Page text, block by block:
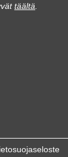
täältä